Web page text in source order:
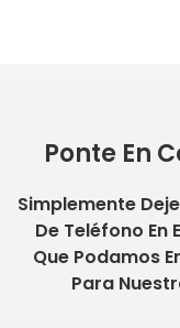
Ponte En
Simplemente
De Teléfono
Que Podamos
Para